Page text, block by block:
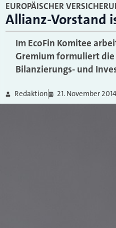
EUROPÄISCHER
Allianz-Vorstand
Im EcoFin Komitee
Gremium formuliert die
Bilanzierungs- und
Redaktion 21. November 2014